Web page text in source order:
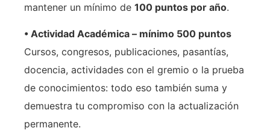
mantener un mínimo de 100 puntos por año.
• Actividad Académica – mínimo 500 puntos
Cursos, congresos, publicaciones, pasantías,
docencia, actividades con el gremio o la prueba
de conocimientos: todo eso también suma y
demuestra tu compromiso con la actualización
permanente.